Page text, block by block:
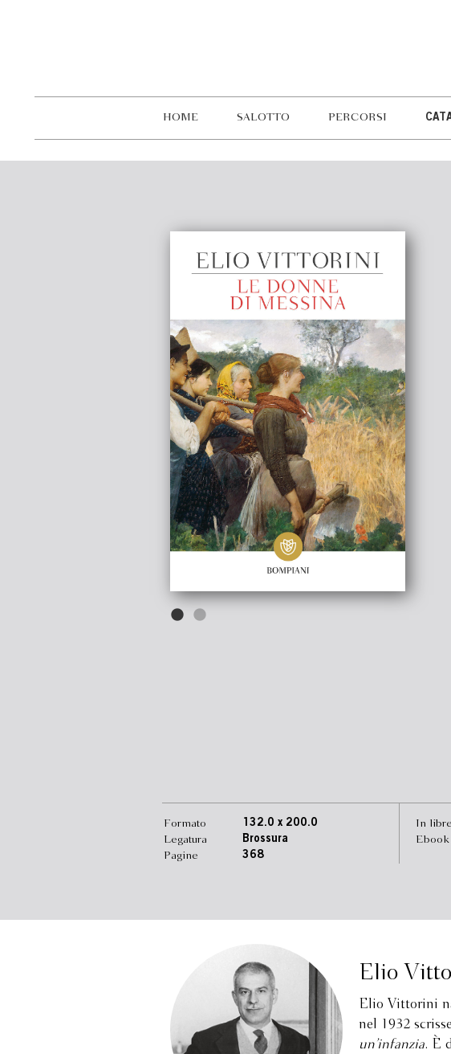
HOME SALOTTO PERCORSI
Formato
Legatura
Pagine
132.0 x 200.0
Brossura
368
In
Ebook
Elio
Elio Vittorini
nel 1932 scrisse
un’infanzia. È